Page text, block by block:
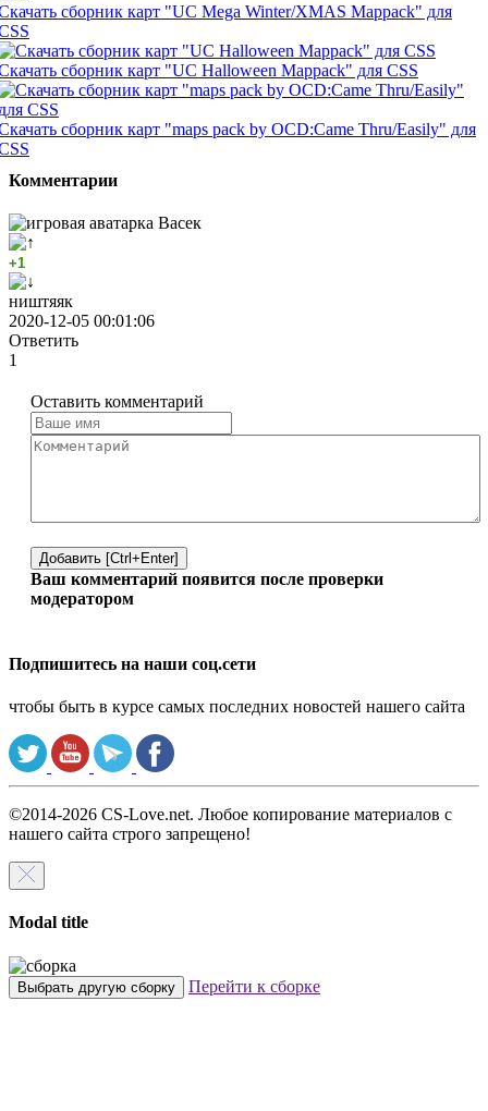
сборник карт "UC Mega Winter/XMAS Mappack" для
сборник карт "UC Halloween Mappack" для CSS
сборник карт "maps pack by OCD:Came Thru/Easily" для
Комментарии
Васек
+1
ништяяк
2020-12-05 00:01:06
Ответить
1
Оставить комментарий
Добавить [Ctrl+Enter]
Ваш комментарий появится после проверки
модератором
Подпишитесь на наши соц.сети
чтобы быть в курсе самых последних новостей нашего сайта
©2014-2026 CS-Love.net. Любое копирование материалов с
нашего сайта строго запрещено!
Modal title
Выбрать другую сборку Перейти к сборке